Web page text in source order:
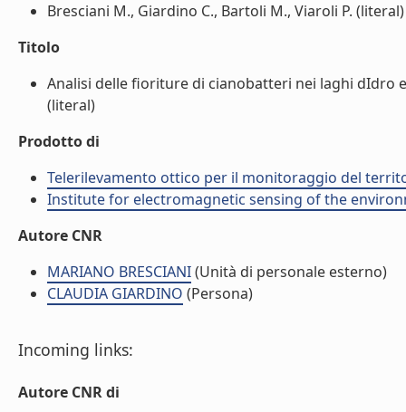
Bresciani M., Giardino C., Bartoli M., Viaroli P. (literal)
Titolo
Analisi delle fioriture di cianobatteri nei laghi dIdro
(literal)
Prodotto di
Telerilevamento ottico per il monitoraggio del
Institute for electromagnetic sensing of the
Autore CNR
MARIANO BRESCIANI(Unità di personale esterno)
CLAUDIA GIARDINO (Persona)
Incoming links:
Autore CNR di